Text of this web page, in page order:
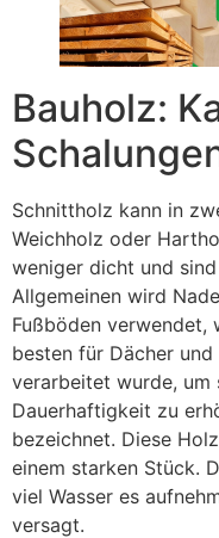
Bauholz:
Schnittholz kann in
Weichholz oder
weniger dicht und
Allgemeinen wird
Fußböden verwendet,
besten für Dächer
verarbeitet wurde, um
Dauerhaftigkeit zu
bezeichnet. Diese
einem starken Stück.
viel Wasser es
versagt.